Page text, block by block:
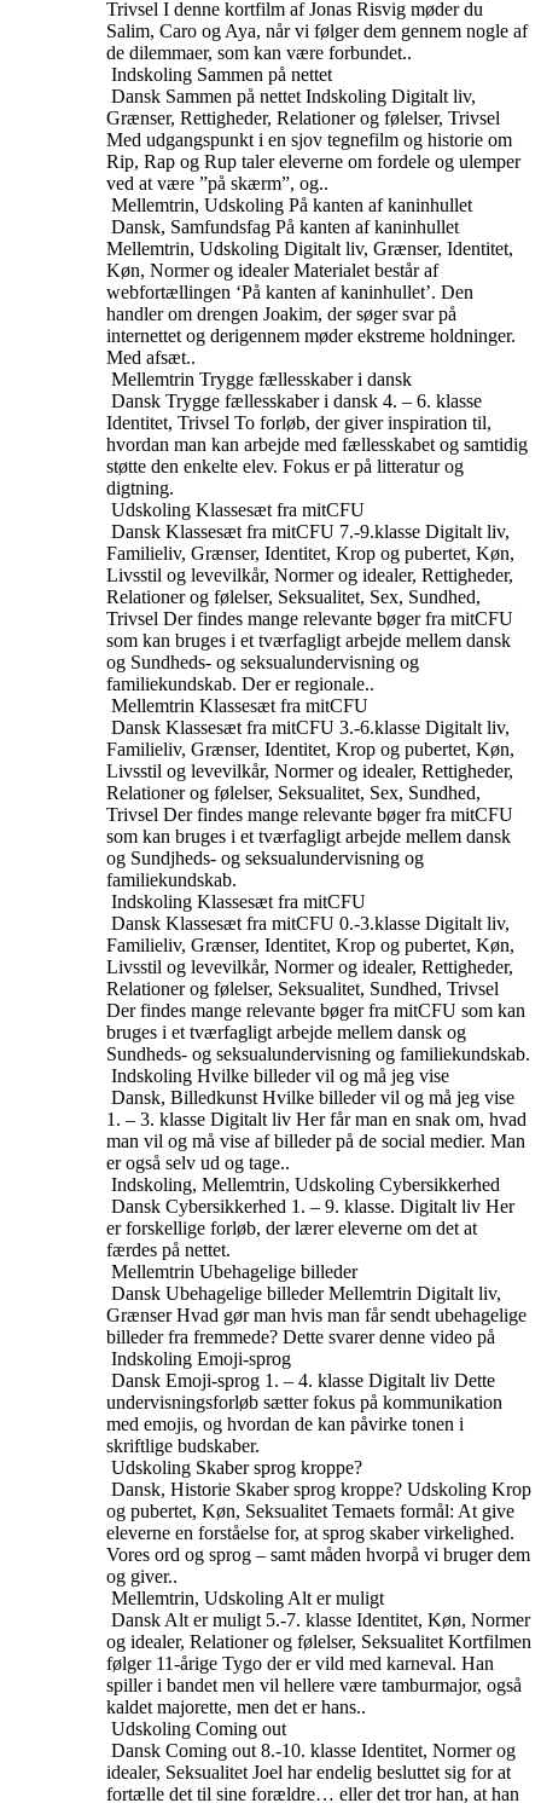
Trivsel I denne kortfilm af Jonas Risvig møder du
Salim, Caro og Aya, når vi følger dem gennem nogle af
de dilemmaer, som kan være forbundet..
Indskoling Sammen på nettet
Dansk Sammen på nettet Indskoling Digitalt liv,
Grænser, Rettigheder, Relationer og følelser, Trivsel
Med udgangspunkt i en sjov tegnefilm og historie om
Rip, Rap og Rup taler eleverne om fordele og ulemper
ved at være ”på skærm”, og..
Mellemtrin, Udskoling På kanten af kaninhullet
Dansk, Samfundsfag På kanten af kaninhullet
Mellemtrin, Udskoling Digitalt liv, Grænser, Identitet,
Køn, Normer og idealer Materialet består af
webfortællingen ‘På kanten af kaninhullet’. Den
handler om drengen Joakim, der søger svar på
internettet og derigennem møder ekstreme holdninger.
Med afsæt..
Mellemtrin Trygge fællesskaber i dansk
Dansk Trygge fællesskaber i dansk 4. – 6. klasse
Identitet, Trivsel To forløb, der giver inspiration til,
hvordan man kan arbejde med fællesskabet og samtidig
støtte den enkelte elev. Fokus er på litteratur og
digtning.
Udskoling Klassesæt fra mitCFU
Dansk Klassesæt fra mitCFU 7.-9.klasse Digitalt liv,
Familieliv, Grænser, Identitet, Krop og pubertet, Køn,
Livsstil og levevilkår, Normer og idealer, Rettigheder,
Relationer og følelser, Seksualitet, Sex, Sundhed,
Trivsel Der findes mange relevante bøger fra mitCFU
som kan bruges i et tværfagligt arbejde mellem dansk
og Sundheds- og seksualundervisning og
familiekundskab. Der er regionale..
Mellemtrin Klassesæt fra mitCFU
Dansk Klassesæt fra mitCFU 3.-6.klasse Digitalt liv,
Familieliv, Grænser, Identitet, Krop og pubertet, Køn,
Livsstil og levevilkår, Normer og idealer, Rettigheder,
Relationer og følelser, Seksualitet, Sex, Sundhed,
Trivsel Der findes mange relevante bøger fra mitCFU
som kan bruges i et tværfagligt arbejde mellem dansk
og Sundjheds- og seksualundervisning og
familiekundskab.
Indskoling Klassesæt fra mitCFU
Dansk Klassesæt fra mitCFU 0.-3.klasse Digitalt liv,
Familieliv, Grænser, Identitet, Krop og pubertet, Køn,
Livsstil og levevilkår, Normer og idealer, Rettigheder,
Relationer og følelser, Seksualitet, Sundhed, Trivsel
Der findes mange relevante bøger fra mitCFU som kan
bruges i et tværfagligt arbejde mellem dansk og
Sundheds- og seksualundervisning og familiekundskab.
Indskoling Hvilke billeder vil og må jeg vise
Dansk, Billedkunst Hvilke billeder vil og må jeg vise
1. – 3. klasse Digitalt liv Her får man en snak om, hvad
man vil og må vise af billeder på de social medier. Man
er også selv ud og tage..
Indskoling, Mellemtrin, Udskoling Cybersikkerhed
Dansk Cybersikkerhed 1. – 9. klasse. Digitalt liv Her
er forskellige forløb, der lærer eleverne om det at
færdes på nettet.
Mellemtrin Ubehagelige billeder
Dansk Ubehagelige billeder Mellemtrin Digitalt liv,
Grænser Hvad gør man hvis man får sendt ubehagelige
billeder fra fremmede? Dette svarer denne video på
Indskoling Emoji-sprog
Dansk Emoji-sprog 1. – 4. klasse Digitalt liv Dette
undervisningsforløb sætter fokus på kommunikation
med emojis, og hvordan de kan påvirke tonen i
skriftlige budskaber.
Udskoling Skaber sprog kroppe?
Dansk, Historie Skaber sprog kroppe? Udskoling Krop
og pubertet, Køn, Seksualitet Temaets formål: At give
eleverne en forståelse for, at sprog skaber virkelighed.
Vores ord og sprog – samt måden hvorpå vi bruger dem
og giver..
Mellemtrin, Udskoling Alt er muligt
Dansk Alt er muligt 5.-7. klasse Identitet, Køn, Normer
og idealer, Relationer og følelser, Seksualitet Kortfilmen
følger 11-årige Tygo der er vild med karneval. Han
spiller i bandet men vil hellere være tamburmajor, også
kaldet majorette, men det er hans..
Udskoling Coming out
Dansk Coming out 8.-10. klasse Identitet, Normer og
idealer, Seksualitet Joel har endelig besluttet sig for at
fortælle det til sine forældre… eller det tror han, at han